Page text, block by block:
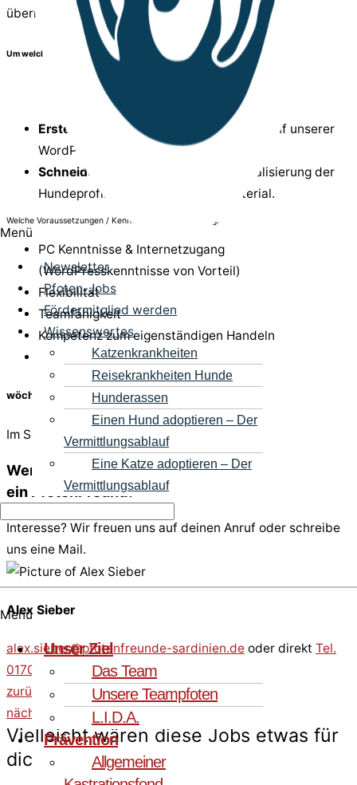
Menü
Newsletter
Pfoten-Jobs
Fördermitglied werden
Wissenswertes
Katzenkrankheiten
Reisekrankheiten Hunde
Hunderassen
Einen Hund adoptieren – Der
Vermittlungsablauf
Eine Katze adoptieren – Der
Vermittlungsablauf
Menü
Unser Ziel
Das Team
Unsere Teampfoten
L.I.D.A.
Prävention
Allgemeiner
übernehmen.
Um welche Aufgaben handelt es sich dabei:
Erstellung undUpdates
von Beiträgen auf unserer
WordPress-Homepage.
Schneiden
von Hundefotos inkl. Aktualisierung der
Hundeprofile mit aktuellem Fotomaterial.
Welche Voraussetzungen / Kenntnisse sind uns wichtig:
PC Kenntnisse & Internetzugang
(WordPresskenntnisse von Vorteil)
Flexibilität
Teamfähigkeit
Kompetenz zum eigenständigen Handeln
Leidenschaft für den Tierschutz
wöchentlicher Zeitaufwand
Im Schnitt 4 Stunden pro Woche.
Werde
ein Teil von unserem Team,
ein PfotenFreund!
Interesse? Wir freuen uns auf deinen Anruf oder schreibe
uns eine Mail.
Alex Sieber
alex.sieber@pfotenfreunde-sardinien.de oder direkt Tel.
0170 9941956
zurück
nächste
Vielleicht wären diese Jobs etwas für
dich?